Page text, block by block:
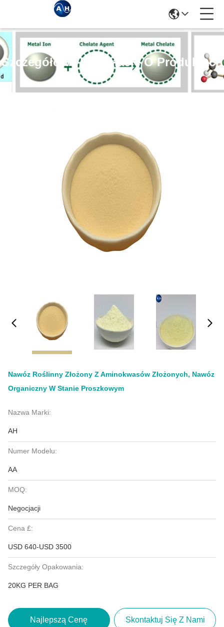
Szczegółowe Informacje O Produktach
Nawóz Roślinny Złożony Z Aminokwasów Złożonych, Nawóz
Organiczny W Stanie Proszkowym
Nazwa Marki:
AH
Numer Modelu:
AA
MOQ:
Negocjacji
Cena £:
USD 640-USD 3500
Szczegóły Opakowania:
20KG PER BAG
Najlepszą Cenę Skontaktuj Się Z Nami